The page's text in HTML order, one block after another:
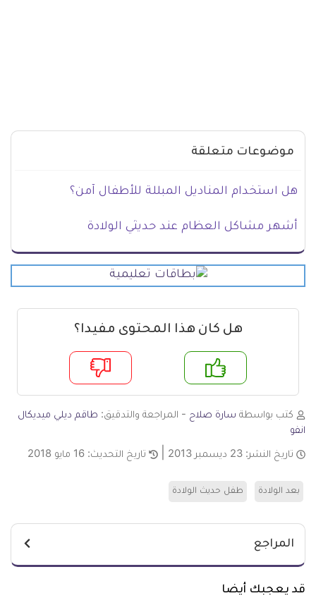
موضوعات متعلقة
هل استخدام المناديل المبللة للأطفال آمن؟
أشهر مشاكل العظام عند حديثي الولادة
هل كان هذا المحتوى مفيدا؟
لا
كتب بواسطة سارة صلاح - المراجعة والتدقيق: طاقم ديلي ميديكال
انفو
تاريخ النشر: 23 ديسمبر 2013 تاريخ التحديث: 16 مايو 2018
بعد الولادة طفل حديث الولادة
المراجع
قد يعجبك أيضا